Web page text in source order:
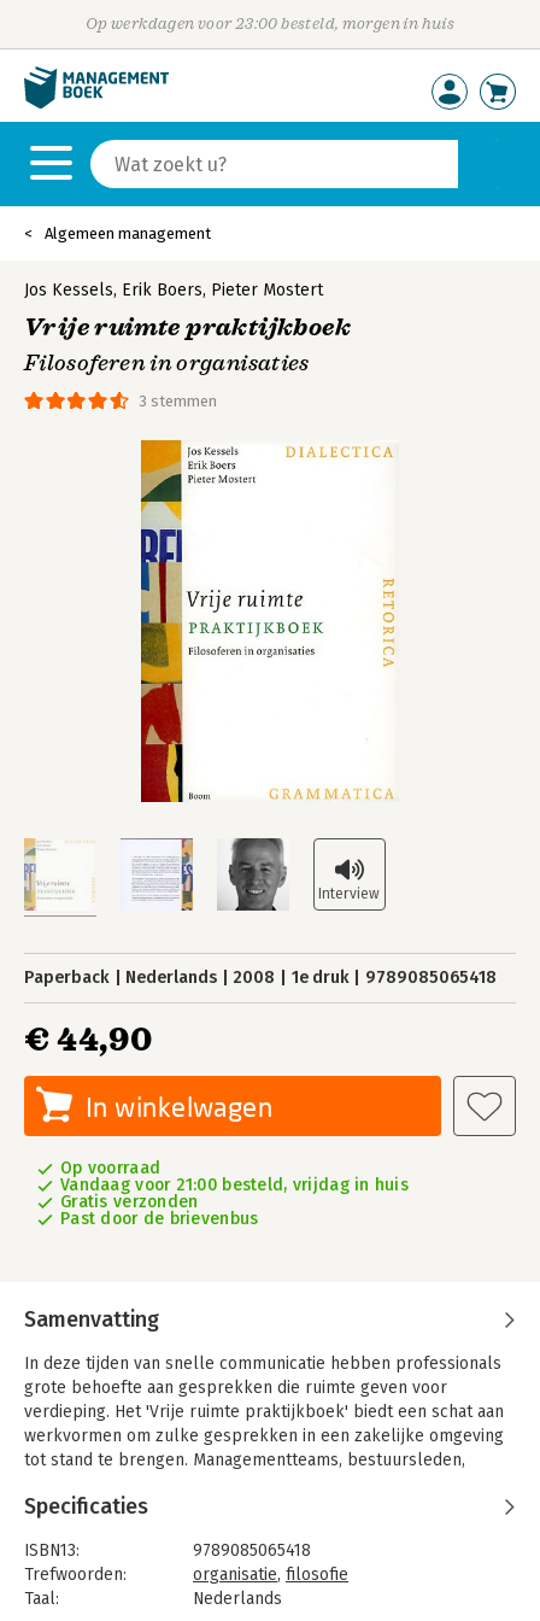
Op werkdagen voor 23:00 besteld, morgen in huis
Algemeen management
3 stemmen
Jos Kessels, Erik Boers, Pieter Mostert
Vrije ruimte praktijkboek
Filosoferen in organisaties
Paperback Nederlands 2008 1e druk 9789085065418
€ 44,90
In winkelwagen
Op voorraad
Vandaag voor 21:00 besteld, vrijdag in huis
Gratis verzonden
Past door de brievenbus
Samenvatting
In deze tijden van snelle communicatie hebben professionals
grote behoefte aan gesprekken die ruimte geven voor
verdieping. Het 'Vrije ruimte praktijkboek' biedt een schat aan
werkvormen om zulke gesprekken in een zakelijke omgeving
tot stand te brengen. Managementteams, bestuursleden,
instrumenten om op een inspirerende en werkzame manier
afgelopen jaren ontwikkeld door de filosofen Jos Kessels, Erik
Boers en Pieter Mostert en verfijnd op basis van hun
praktijkervaringen in organisaties.
Specificaties
ISBN13:
9789085065418
Trefwoorden:
organisatie, filosofie
Taal:
Nederlands